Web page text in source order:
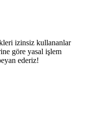
izinsiz kullananlar
göre yasal işlem
ederiz!